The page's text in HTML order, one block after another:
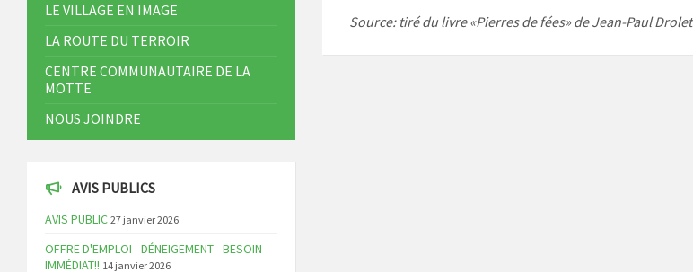
Source: tiré du livre «Pierres de fées» de Jean-Paul Drolet
LE VILLAGE EN IMAGE
LA ROUTE DU TERROIR
CENTRE COMMUNAUTAIRE DE LA
MOTTE
NOUS JOINDRE
AVIS PUBLICS
AVIS PUBLIC 27 janvier 2026
OFFRE D'EMPLOI - DÉNEIGEMENT - BESOIN
IMMÉDIAT!! 14 janvier 2026